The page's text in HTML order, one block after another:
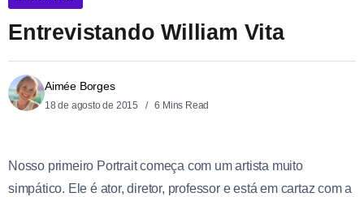
Entrevistando William Vita
Aimée Borges
18 de agosto de 2015 6 Mins Read
Nosso primeiro Portrait começa com um artista muito
simpático. Ele é ator, diretor, professor e está em cartaz com a